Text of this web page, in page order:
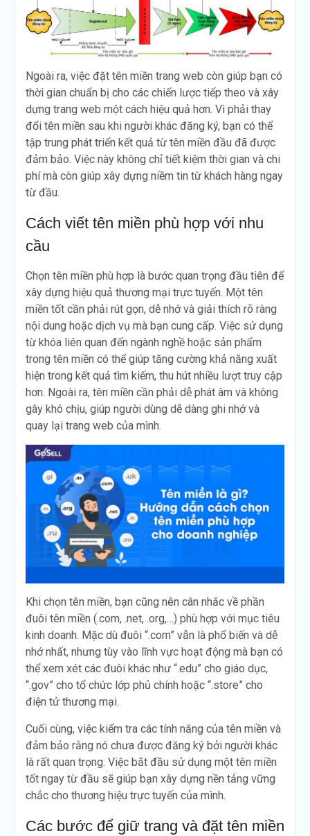
Ngoài ra, việc đặt tên miền trang web còn giúp bạn có
thời gian chuẩn bị cho các chiến lược tiếp theo và xây
dựng trang web một cách hiệu quả hơn. Vì phải thay
đổi tên miền sau khi người khác đăng ký, bạn có thể
tập trung phát triển kết quả từ tên miền đầu đã được
đảm bảo. Việc này không chỉ tiết kiệm thời gian và chi
phí mà còn giúp xây dựng niềm tin từ khách hàng ngay
từ đầu.
Cách viết tên miền phù hợp với nhu
cầu
Chọn tên miền phù hợp là bước quan trọng đầu tiên để
xây dựng hiệu quả thương mại trực tuyến. Một tên
miền tốt cần phải rút gọn, dễ nhớ và giải thích rõ ràng
nội dung hoặc dịch vụ mà bạn cung cấp. Việc sử dụng
từ khóa liên quan đến ngành nghề hoặc sản phẩm
trong tên miền có thể giúp tăng cường khả năng xuất
hiện trong kết quả tìm kiếm, thu hút nhiều lượt truy cập
hơn. Ngoài ra, tên miền cần phải dễ phát âm và không
gây khó chịu, giúp người dùng dễ dàng ghi nhớ và
quay lại trang web của mình.
Khi chọn tên miền, bạn cũng nên cân nhắc về phần
đuôi tên miền (.com, .net, .org,…) phù hợp với mục tiêu
kinh doanh. Mặc dù đuôi “.com” vẫn là phổ biến và dễ
nhớ nhất, nhưng tùy vào lĩnh vực hoạt động mà bạn có
thể xem xét các đuôi khác như “.edu” cho giáo dục,
“.gov” cho tổ chức lớp phủ chính hoặc “.store” cho
điện tử thương mại.
Cuối cùng, việc kiểm tra các tính năng của tên miền và
đảm bảo rằng nó chưa được đăng ký bởi người khác
là rất quan trọng. Việc bắt đầu sử dụng một tên miền
tốt ngay từ đầu sẽ giúp bạn xây dựng nền tảng vững
chắc cho thương hiệu trực tuyến của mình.
Các bước để giữ trang và đặt tên miền